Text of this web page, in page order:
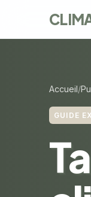
Accueil
GUIDE